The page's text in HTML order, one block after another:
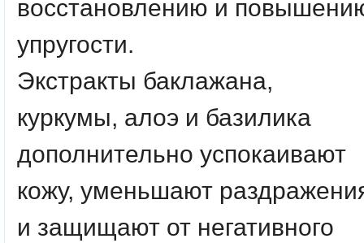
восстановлению и
упругости.
Экстракты баклажана,
куркумы, алоэ и базилика
дополнительно успокаивают
кожу, уменьшают
и защищают от негативного